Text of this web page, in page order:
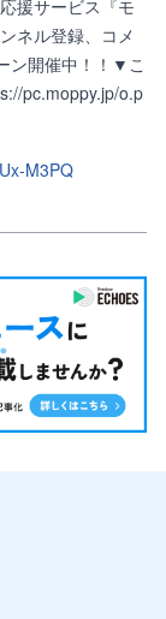
援サービス『モ
ネル登録、コメ
ン開催中！！▼こ
pc.moppy.jp/o.p
M3PQ